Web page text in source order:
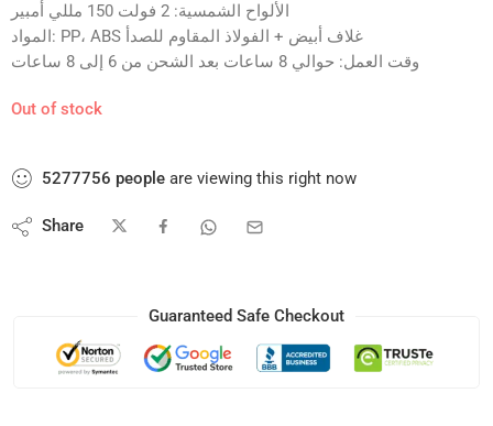
الألواح الشمسية: 2 فولت 150 مللي أمبير
المواد: PP، ABS غلاف أبيض + الفولاذ المقاوم للصدأ
وقت العمل: حوالي 8 ساعات بعد الشحن من 6 إلى 8 ساعات
Out of stock
5277756 people are viewing this right now
Share
Guaranteed Safe Checkout